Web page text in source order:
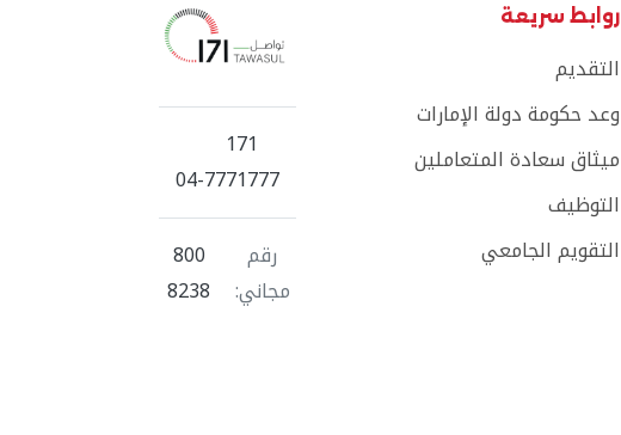
روابط سريعة
التقديم
وعد حكومة دولة الإمارات
ميثاق سعادة المتعاملين
التوظيف
التقويم الجامعي
171
04-7771777
رقم
مجاني:
800
8238